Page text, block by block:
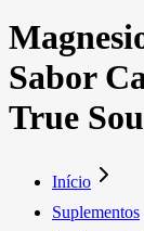
Sabor
True
Início
Suplementos